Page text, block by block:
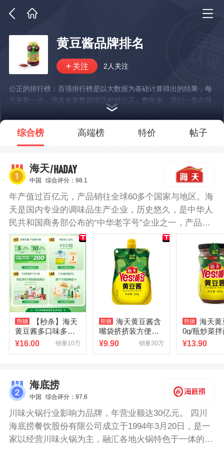
黄豆酱品牌排名
2人关注
公正的排行榜：百强排行榜是以大数据为基础计算得出的结果，每
月更新一次，排名依靠数据说话相对公正。数年来，我们一直在持
续优化升级算法，排名结果也会变得越来越精准！
*说明：仅展示部分数据
综合榜 高端榜 特价 帖子
海天/HADAY
中国 综合评分：98.1
年产值过百亿元，产品销往全球60多个国家与地区。海
天是国内专业的调味品生产企业，历史悠久，是中华人
民共和国商务部公布的“中华老字号”企业之一，产品涵
盖了酱油、蚝油、醋、调味酱、鸡精、味精、油类、小
调味品等八大系列200多个规格和品种。海天黄豆酱精
选东北非转基因黄豆发酵制作，美在外表，味道其中，
营养健康，吃法多样。
【秒杀】海天
黄豆酱多口味多规
格下饭酱东北大酱
¥16.00 销量10万
海天黄豆酱含
嘴袋挤挤装方便下
饭酱炒菜拌面调料
¥9.90 销量30万
海天黄
0g/瓶炒菜
酱辣椒酱东
¥13.90
海底捞
中国 综合评分：97.6
川味火锅行业影响力品牌，年营业额达30亿元。 四川
海底捞餐饮股份有限公司成立于1994年3月20日，是一
家以经营川味火锅为主，融汇各地火锅特色于一体的大